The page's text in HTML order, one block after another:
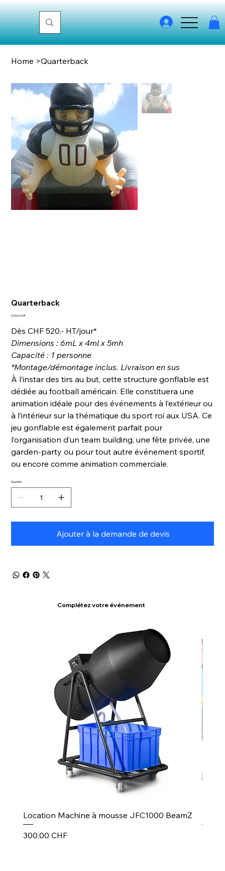
Home >Quarterback
Quarterback
Prix
520,00 CHF
Dès CHF 520.- HT/jour*
Dimensions : 6mL x 4ml x 5mh
Capacité : 1 personne
*Montage/démontage inclus. Livraison en sus
À l’instar des tirs au but, cette structure gonflable est
dédiée au football américain. Elle constituera une
animation idéale pour des événements à l’extérieur ou
à l’intérieur sur la thématique du sport roi aux USA. Ce
jeu gonflable est également parfait pour
l’organisation d’un team building, une fête privée, une
garden-party ou pour tout autre événement sportif,
ou encore comme animation commerciale.
Quantité
Ajouter à la demande de devis
Complétez votre événement
Location Machine à mousse JFC1000 BeamZ
Prix
300,00 CHF
Prix
30,00